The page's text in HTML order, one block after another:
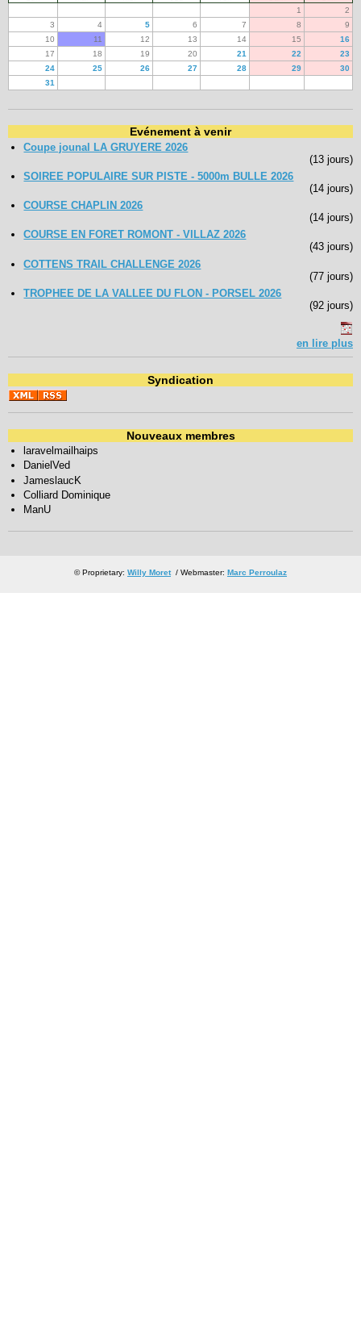
1
2
3
4 5 6 7 8
9
10
11 12 13 14 15
16
17
18 19 20 21 22
23
24
25 26 27 28 29
30
31
Evénement à venir
Coupe jounal LA GRUYERE 2026
(13 jours)
SOIREE POPULAIRE SUR PISTE - 5000m BULLE 2026
(14 jours)
COURSE CHAPLIN 2026
(14 jours)
COURSE EN FORET ROMONT - VILLAZ 2026
(43 jours)
COTTENS TRAIL CHALLENGE 2026
(77 jours)
TROPHEE DE LA VALLEE DU FLON - PORSEL 2026
(92 jours)
en lire plus
Syndication
Nouveaux membres
laravelmailhaips
DanielVed
JameslaucK
Colliard Dominique
ManU
© Proprietary: Willy Moret/ Webmaster: Marc Perroulaz